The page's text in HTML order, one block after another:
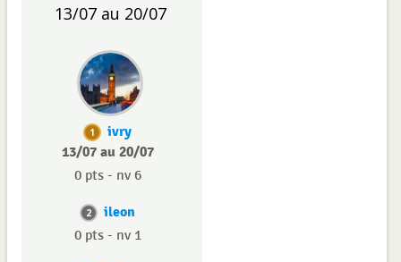
13/07 au 20/07
1
ivry
13/07 au 20/07
0 pts - nv 6
2 ileon
0 pts - nv 1